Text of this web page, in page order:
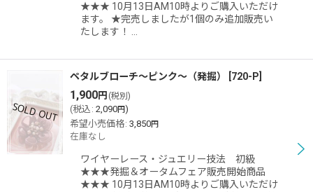
★★★ 10月13日AM10時よりご購入いただけ
ます。 ★完売しましたが1個のみ追加販売い
たします！ …
ペタルブローチ〜ピンク〜（発掘） 720-P
1,900円 (税別)
(税込 : 2,090円)
希望小売価格: 3,850円
在庫なし
ワイヤーレース・ジュエリー技法 初級
★★★発掘＆オータムフェア販売開始商品
★★★ 10月13日AM10時よりご購入いただけ